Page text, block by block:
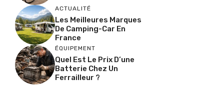
ACTUALITÉ
Les Meilleures Marques
De Camping-Car En
France
ÉQUIPEMENT
Quel Est Le Prix D’une
Batterie Chez Un
Ferrailleur ?